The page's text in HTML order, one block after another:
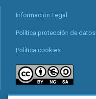
Información Legal
Política protección de datos
Política cookies